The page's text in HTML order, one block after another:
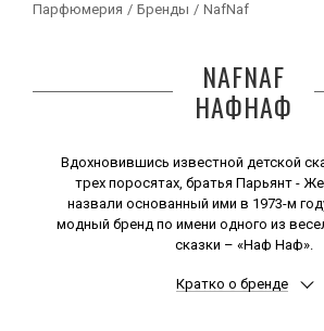
Парфюмерия / Бренды / NafNaf
NAFNAF
НАФНАФ
Вдохновившись известной детской
трех поросятах, братья Парьянт -
назвали основанный ими в 1973-м
модный бренд по имени одного из
сказки – «Наф Наф».
назвать небольшой магазинчик,
Кратко о бренде